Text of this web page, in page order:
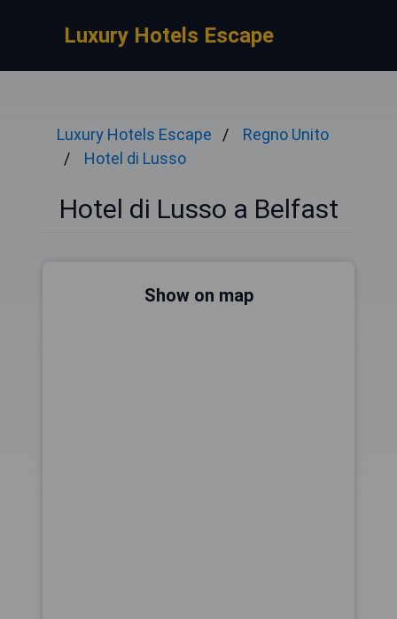
Luxury Hotels Escape
Luxury Hotels Escape
Regno Unito
Hotel di Lusso
Hotel di Lusso a Belfast
Show on map